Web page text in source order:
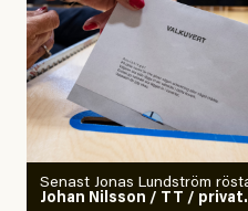
oberoende vänstern – än
eller dess bakgrund.
Det finns en väldigt enkel
rörelser när det gäller
Antingen har en bevis på
ska en gå ut med det så
Senast Jonas Lundström
Johan Nilsson / TT / privat.